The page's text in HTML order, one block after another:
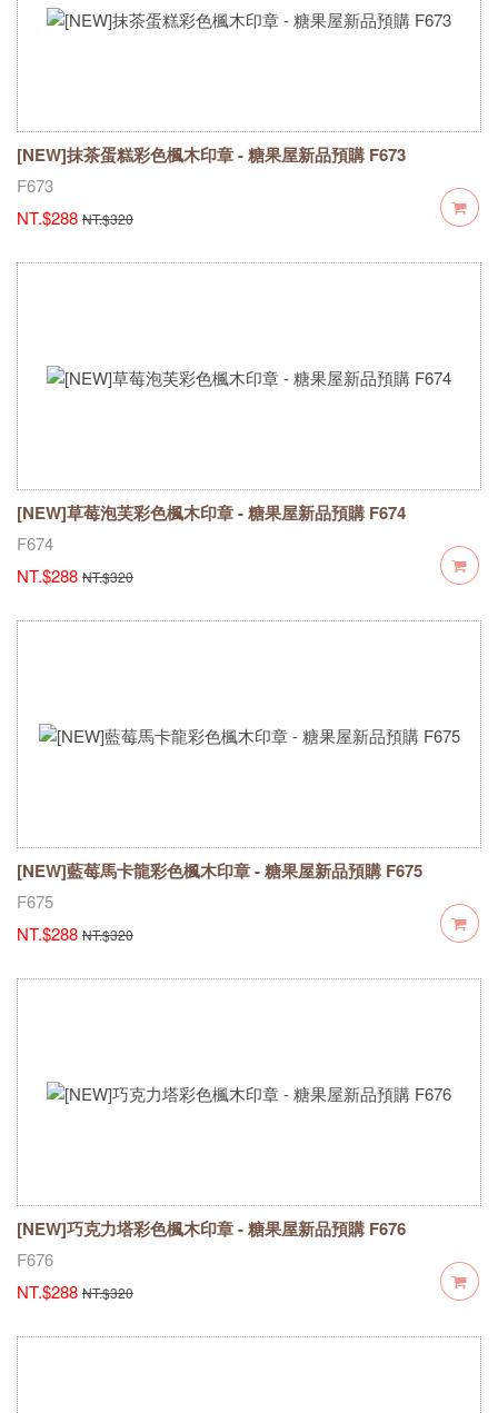
[NEW]抹茶蛋糕彩色楓木印章 - 糖果屋新品預購 F673
F673
NT.$288 NT.$320
[NEW]草莓泡芙彩色楓木印章 - 糖果屋新品預購 F674
F674
NT.$288 NT.$320
[NEW]藍莓馬卡龍彩色楓木印章 - 糖果屋新品預購 F675
F675
NT.$288 NT.$320
[NEW]巧克力塔彩色楓木印章 - 糖果屋新品預購 F676
F676
NT.$288 NT.$320